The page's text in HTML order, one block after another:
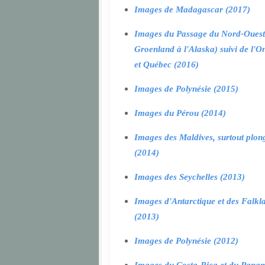
Images de Madagascar (2017)
Images du Passage du Nord-
Groenland à l'Alaska) suivi de
et Québec (2016)
Images de Polynésie (2015)
Images du Pérou (2014)
Images des Maldives, surtout
(2014)
Images des Seychelles (2013)
Images d'Antarctique et des
(2013)
Images de Polynésie (2012)